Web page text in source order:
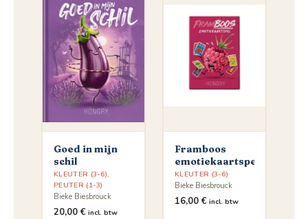
Goed in mijn
schil
KLEUTER (3-6),
PEUTER (1-3)
Bieke Biesbrouck
20,00 € incl. btw
Framboos
emotiekaartspel
KLEUTER (3-6)
Bieke Biesbrouck
16,00 € incl. btw